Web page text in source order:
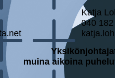
Katja
040
muina aikoina